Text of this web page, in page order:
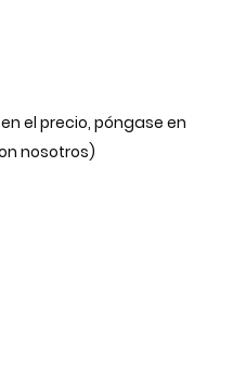
el precio, póngase en
nosotros)